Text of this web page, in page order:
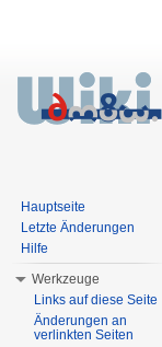
Hauptseite
Letzte Änderungen
Hilfe
Werkzeuge
Links auf diese Seite
Änderungen an
verlinkten Seiten